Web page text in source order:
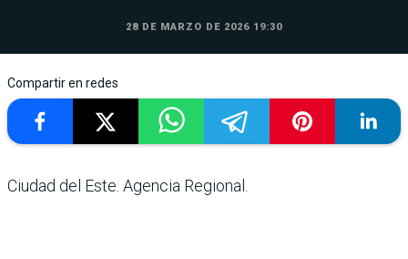
28 DE MARZO DE 2026 19:30
Compartir en redes
Ciudad del Este. Agencia Regional.